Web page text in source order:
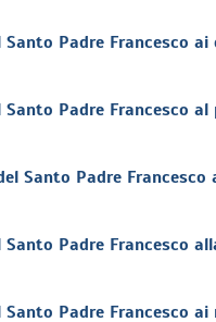
Santo Padre Francesco
Santo Padre Francesco
Santo Padre
Santo Padre Francesco
Santo Padre Francesco